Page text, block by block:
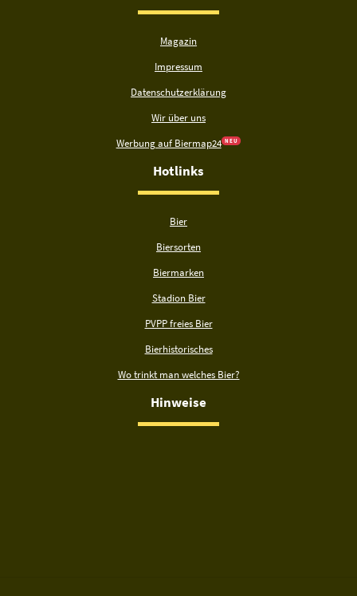
Magazin
Impressum
Datenschutzerklärung
Wir über uns
Werbung auf Biermap24 N E U
Hotlinks
Bier
Biersorten
Biermarken
Stadion Bier
PVPP freies Bier
Bierhistorisches
Wo trinkt man welches Bier?
Hinweise